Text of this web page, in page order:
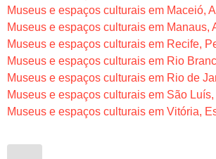
Museus e espaços culturais em Maceió,
Museus e espaços culturais em Manaus,
Museus e espaços culturais em Recife,
Museus e espaços culturais em Rio
Museus e espaços culturais em Rio de
Museus e espaços culturais em São
Museus e espaços culturais em Vitória,